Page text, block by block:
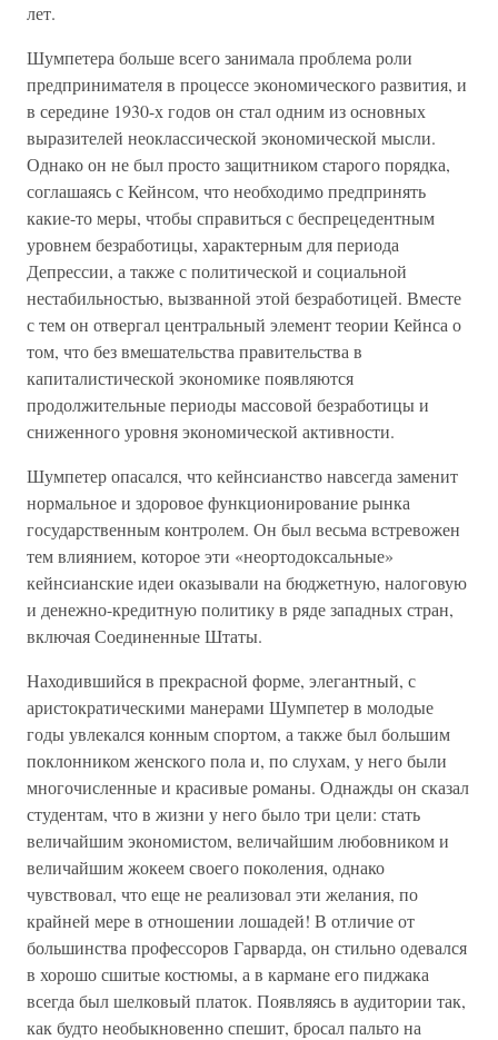
лет.
Шумпетера больше всего занимала проблема роли
предпринимателя в процессе экономического развития, и
в середине 1930-х годов он стал одним из основных
выразителей неоклассической экономической мысли.
Однако он не был просто защитником старого порядка,
соглашаясь с Кейнсом, что необходимо предпринять
какие-то меры, чтобы справиться с беспрецедентным
уровнем безработицы, характерным для периода
Депрессии, а также с политической и социальной
нестабильностью, вызванной этой безработицей. Вместе
с тем он отвергал центральный элемент теории Кейнса о
том, что без вмешательства правительства в
капиталистической экономике появляются
продолжительные периоды массовой безработицы и
сниженного уровня экономической активности.
Шумпетер опасался, что кейнсианство навсегда заменит
нормальное и здоровое функционирование рынка
государственным контролем. Он был весьма встревожен
тем влиянием, которое эти «неортодоксальные»
кейнсианские идеи оказывали на бюджетную, налоговую
и денежно-кредитную политику в ряде западных стран,
включая Соединенные Штаты.
Находившийся в прекрасной форме, элегантный, с
аристократическими манерами Шумпетер в молодые
годы увлекался конным спортом, а также был большим
поклонником женского пола и, по слухам, у него были
многочисленные и красивые романы. Однажды он сказал
студентам, что в жизни у него было три цели: стать
величайшим экономистом, величайшим любовником и
величайшим жокеем своего поколения, однако
чувствовал, что еще не реализовал эти желания, по
крайней мере в отношении лошадей! В отличие от
большинства профессоров Гарварда, он стильно одевался
в хорошо сшитые костюмы, а в кармане его пиджака
всегда был шелковый платок. Появляясь в аудитории так,
как будто необыкновенно спешит, бросал пальто на